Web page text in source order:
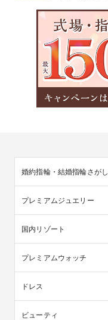
婚約指輪・結婚指輪さがし
プレミアムジュエリー
国内リゾート
プレミアムウォッチ
ドレス
ビューティ